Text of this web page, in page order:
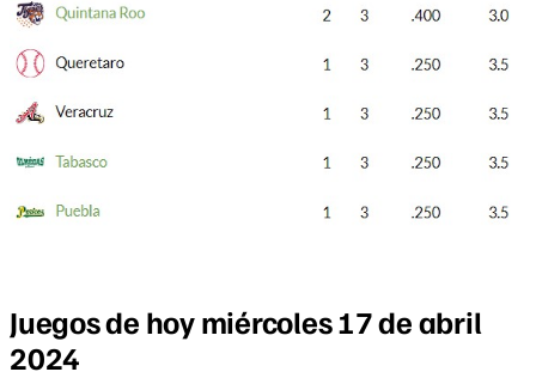
Juegos de hoy miércoles 17 de abril
2024